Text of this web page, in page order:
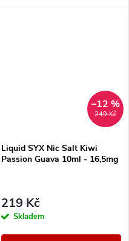
kombinaci, která přináší
249 Kč
–12 %
Liquid SYX Nic Salt Kiwi
Passion Guava 10ml - 16,5mg
219 Kč
Skladem